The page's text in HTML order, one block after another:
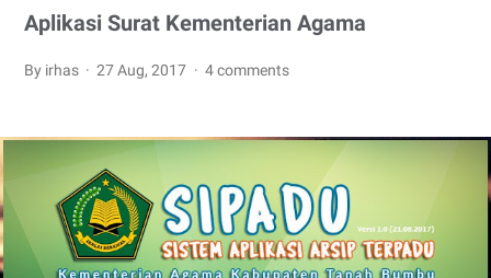
Aplikasi Surat Kementerian Agama
By irhas 27 Aug, 2017 4 comments